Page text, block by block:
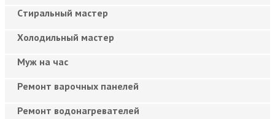
Cтиральный мастер
Холодильный мастер
Муж на час
Ремонт варочных панелей
Ремонт водонагревателей